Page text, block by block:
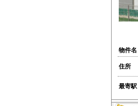
物件名
住所
最寄駅